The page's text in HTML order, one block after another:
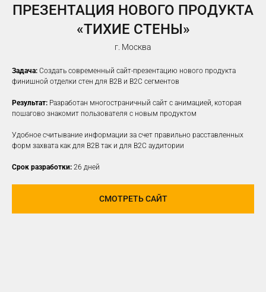
ПРЕЗЕНТАЦИЯ НОВОГО ПРОДУКТА
«ТИХИЕ СТЕНЫ»
г. Москва
Задача: Создать современный сайт-презентацию нового продукта
финишной отделки стен для B2B и B2C сегментов
Результат: Разработан многостраничный сайт с анимацией, которая
пошагово знакомит пользователя с новым продуктом
Удобное считывание информации за счет правильно расставленных
форм захвата как для B2B так и для B2C аудитории
Срок разработки: 26 дней
СМОТРЕТЬ САЙТ